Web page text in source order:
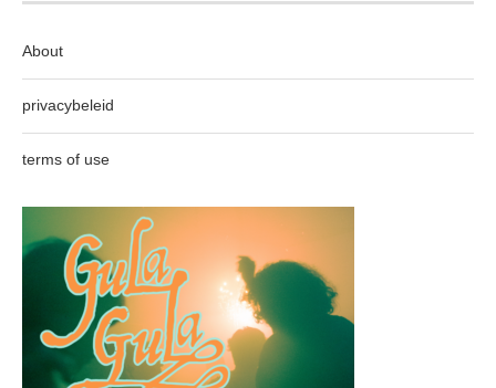
About
privacybeleid
terms of use